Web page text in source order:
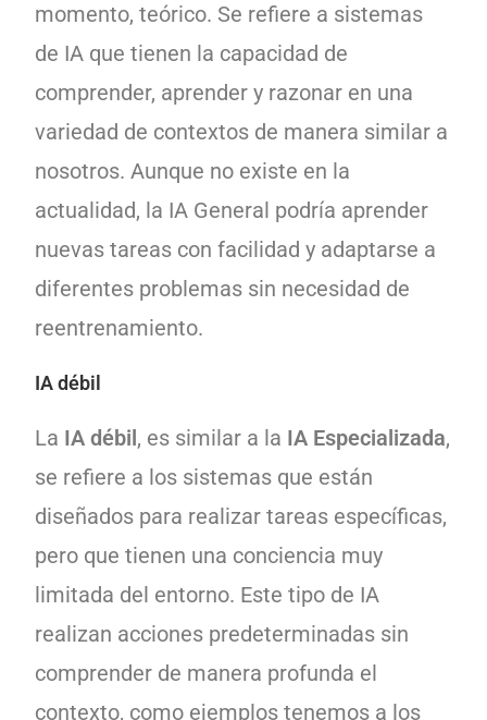
momento, teórico. Se refiere a sistemas
de IA que tienen la capacidad de
comprender, aprender y razonar en una
variedad de contextos de manera similar a
nosotros. Aunque no existe en la
actualidad, la IA General podría aprender
nuevas tareas con facilidad y adaptarse a
diferentes problemas sin necesidad de
reentrenamiento.
IA débil
La IA débil, es similar a la IA Especializada,
se refiere a los sistemas que están
diseñados para realizar tareas específicas,
pero que tienen una conciencia muy
limitada del entorno. Este tipo de IA
realizan acciones predeterminadas sin
comprender de manera profunda el
contexto, como ejemplos tenemos a los